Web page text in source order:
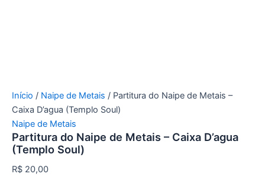
Início / Naipe de Metais / Partitura do Naipe de Metais –
Caixa D’agua (Templo Soul)
Naipe de Metais
Partitura do Naipe de Metais – Caixa D’agua
(Templo Soul)
R$ 20,00